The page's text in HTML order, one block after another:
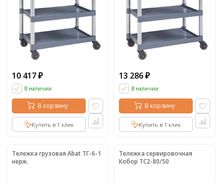
10 417 ₽
В наличии
В корзину
Купить в 1 клик
13 286 ₽
В наличии
В корзину
Купить в 1 клик
Тележка грузовая Abat ТГ-6-1
нерж.
Тележка сервировочная
Кобор ТС2-80/50